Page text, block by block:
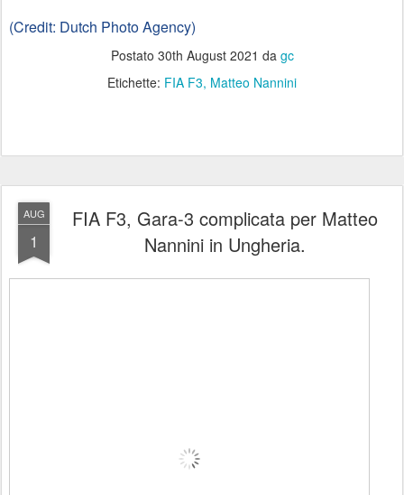
(Credit: Dutch Photo Agency)
Postato 30th August 2021 da gc
Etichette: FIA F3 Matteo Nannini
AUG
1
FIA F3, Gara-3 complicata per Matteo
Nannini in Ungheria.